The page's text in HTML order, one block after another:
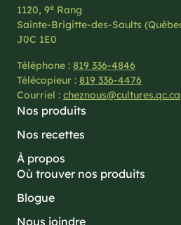
1120, 9e Rang
Sainte-Brigitte-des-Saults
J0C 1E0
Téléphone : 819 336-4846
Télécopieur : 819 336-4476
Courriel : cheznous@cultures.qc.ca
Nos produits
Nos recettes
À propos
Où trouver nos produits
Blogue
Nous joindre